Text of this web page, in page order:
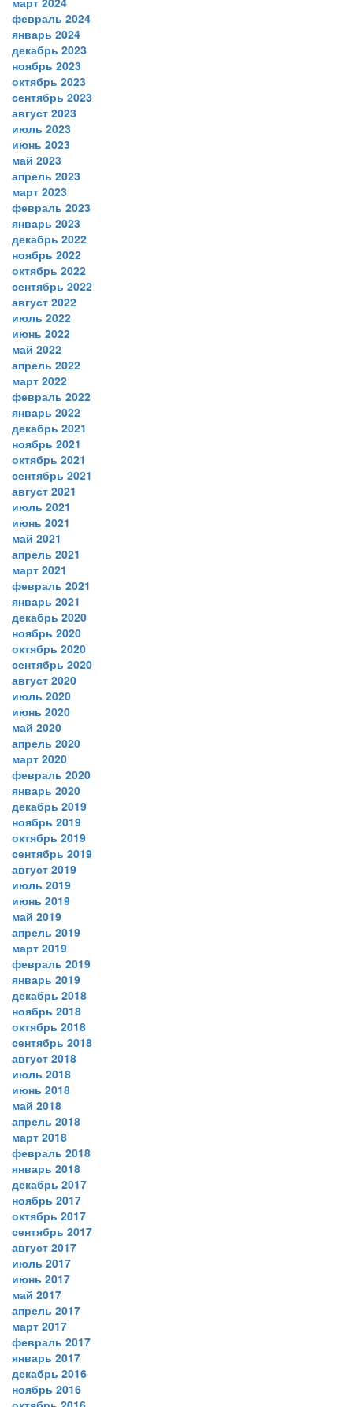
февраль 2024
январь 2024
декабрь 2023
ноябрь 2023
октябрь 2023
сентябрь 2023
август 2023
июль 2023
июнь 2023
май 2023
апрель 2023
март 2023
февраль 2023
январь 2023
декабрь 2022
ноябрь 2022
октябрь 2022
сентябрь 2022
август 2022
июль 2022
июнь 2022
май 2022
апрель 2022
март 2022
февраль 2022
январь 2022
декабрь 2021
ноябрь 2021
октябрь 2021
сентябрь 2021
август 2021
июль 2021
июнь 2021
май 2021
апрель 2021
март 2021
февраль 2021
январь 2021
декабрь 2020
ноябрь 2020
октябрь 2020
сентябрь 2020
август 2020
июль 2020
июнь 2020
май 2020
апрель 2020
март 2020
февраль 2020
январь 2020
декабрь 2019
ноябрь 2019
октябрь 2019
сентябрь 2019
август 2019
июль 2019
июнь 2019
май 2019
апрель 2019
март 2019
февраль 2019
январь 2019
декабрь 2018
ноябрь 2018
октябрь 2018
сентябрь 2018
август 2018
июль 2018
июнь 2018
май 2018
апрель 2018
март 2018
февраль 2018
январь 2018
декабрь 2017
ноябрь 2017
октябрь 2017
сентябрь 2017
август 2017
июль 2017
июнь 2017
май 2017
апрель 2017
март 2017
февраль 2017
январь 2017
декабрь 2016
ноябрь 2016